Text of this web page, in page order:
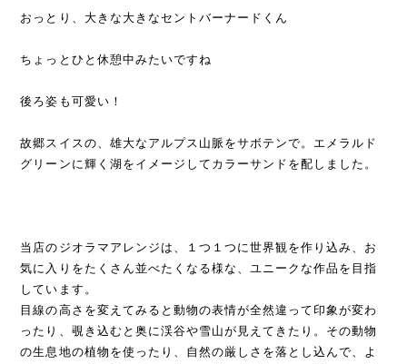
おっとり、大きな大きなセントバーナードくん
ちょっとひと休憩中みたいですね
後ろ姿も可愛い！
故郷スイスの、雄大なアルプス山脈をサボテンで。エメラルド
グリーンに輝く湖をイメージしてカラーサンドを配しました。
当店のジオラマアレンジは、１つ１つに世界観を作り込み、お
気に入りをたくさん並べたくなる様な、ユニークな作品を目指
しています。
目線の高さを変えてみると動物の表情が全然違って印象が変わ
ったり、覗き込むと奥に渓谷や雪山が見えてきたり。その動物
の生息地の植物を使ったり、自然の厳しさを落とし込んで、よ